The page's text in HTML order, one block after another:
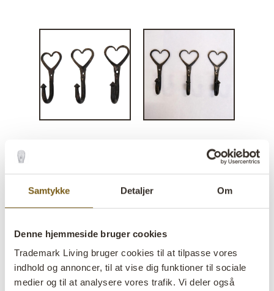
Samtykke Detaljer Om
Denne hjemmeside bruger cookies
Trademark Living bruger cookies til at tilpasse vores
indhold og annoncer, til at vise dig funktioner til sociale
medier og til at analysere vores trafik. Vi deler også
Hugo jernknage
lens
Midlertidig udsolgt fra vores lager, men kommer
snart igen, bestil blot
Varenr: D1546
Colli: 20 Stk
Farve: Jern